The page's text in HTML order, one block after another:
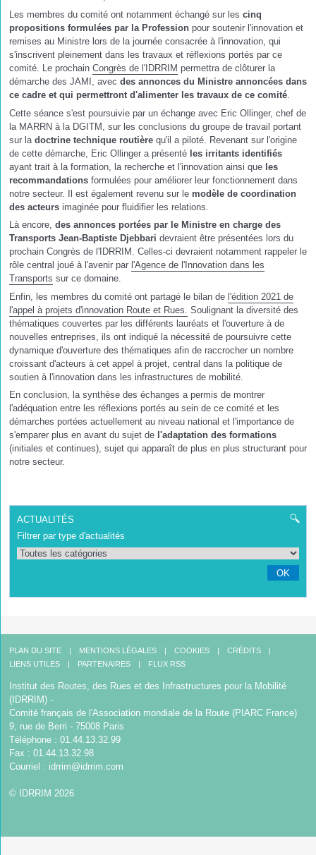
Les membres du comité ont notamment échangé sur les cinq
propositions formulées par la Profession pour soutenir l'innovation et
remises au Ministre lors de la journée consacrée à l'innovation, qui
s'inscrivent pleinement dans les travaux et réflexions portés par ce
comité. Le prochain Congrès de l'IDRRIM permettra de clôturer la
démarche des JAMI, avec des annonces du Ministre annoncées dans
ce cadre et qui permettront d'alimenter les travaux de ce comité.
Cette séance s'est poursuivie par un échange avec Eric Ollinger, chef de
la MARRN à la DGITM, sur les conclusions du groupe de travail portant
sur la doctrine technique routière qu'il a piloté. Revenant sur l'origine
de cette démarche, Eric Ollinger a présenté les irritants identifiés
ayant trait à la formation, la recherche et l'innovation ainsi que les
recommandations formulées pour améliorer leur fonctionnement dans
notre secteur. Il est également revenu sur le modèle de coordination
des acteurs imaginée pour fluidifier les relations.
Là encore, des annonces portées par le Ministre en charge des
Transports Jean-Baptiste Djebbari devraient être présentées lors du
prochain Congrès de l'IDRRIM. Celles-ci devraient notamment rappeler le
rôle central joué à l'avenir par l'Agence de l'Innovation dans les
Transports sur ce domaine.
Enfin, les membres du comité ont partagé le bilan de l'édition 2021 de
l'appel à projets d'innovation Route et Rues. Soulignant la diversité des
thématiques couvertes par les différents lauréats et l'ouverture à de
nouvelles entreprises, ils ont indiqué la nécessité de poursuivre cette
dynamique d'ouverture des thématiques afin de raccrocher un nombre
croissant d'acteurs à cet appel à projet, central dans la politique de
soutien à l'innovation dans les infrastructures de mobilité.
En conclusion, la synthèse des échanges a permis de montrer
l'adéquation entre les réflexions portés au sein de ce comité et les
démarches portées actuellement au niveau national et l'importance de
s'emparer plus en avant du sujet de l'adaptation des formations
(initiales et continues), sujet qui apparaît de plus en plus structurant pour
notre secteur.
ACTUALITÉS
Filtrer par type d'actualités
OK
PLAN DU SITE MENTIONS LÉGALES COOKIES
CRÉDITS
LIENS UTILES
PARTENAIRES FLUX RSS
Institut des Routes, des Rues et des Infrastructures pour la Mobilité
(IDRRIM) -
Comité français de l'Association mondiale de la Route (PIARC France)
9, rue de Berri - 75008 Paris
Téléphone : 01.44.13.32.99
Fax : 01.44.13.32.98
Courriel : idrrim@idrrim.com
© IDRRIM 2026